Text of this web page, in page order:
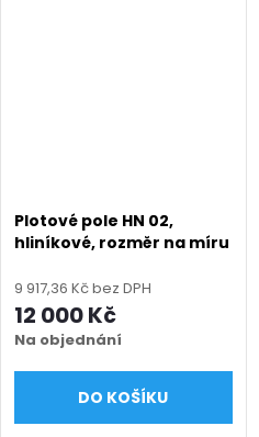
Plotové pole HN 02,
hliníkové, rozměr na míru
výška 750 - 2000 mm),
zelená RAL 6005 matná
9 917,36 Kč bez DPH
12 000 Kč
Na objednání
DO KOŠÍKU